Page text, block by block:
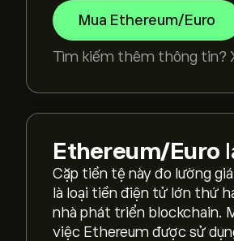
Mua Ethereum/Euro
Tìm kiếm thêm thông tin?
Ethereum/Euro
Cặp tiền tệ này đo lường
là loại tiền điện tử lớn thứ
nhà phát triển blockchain.
việc Ethereum được sử